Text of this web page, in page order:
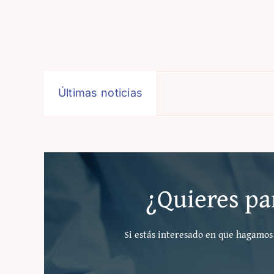
Últimas noticias
¿Quieres
Si estás interesado en que